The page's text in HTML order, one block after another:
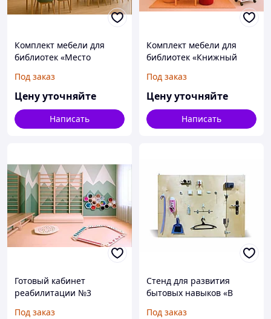
Комплект мебели для
библиотек «Место
Под заказ
Цену уточняйте
Написать
Комплект мебели для
библиотек «Книжный
Под заказ
Цену уточняйте
Написать
Готовый кабинет
реабилитации №3
Под заказ
Стенд для развития
бытовых навыков «В
Под заказ